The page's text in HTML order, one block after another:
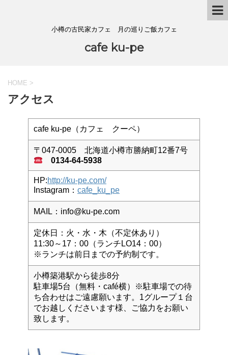
小樽の古民家カフェ 月の巡りご飯カフェ
cafe ku-pe
HOME >
アクセス
cafe ku-pe（カフェ クーペ）
〒047-0005 北海道小樽市勝納町12番7号
0134-64-5938
HP:http://ku-pe.com/
Instagram： cafe_ku_pe
MAIL：info@ku-pe.com
定休日：火・水・木（不定休あり）
11:30～17：00（ランチLO14：00）
※ランチは前日までの予約制です。
小樽築港駅から徒歩8分
駐車場5台（無料・café横）※駐車場での待
ち合わせはご遠慮願います。1グループ１台
でお越しくださいます様、ご協力をお願い
致します。